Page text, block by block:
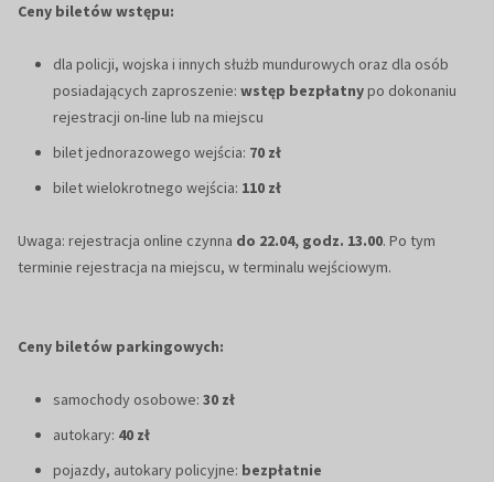
Ceny biletów wstępu:
dla policji, wojska i innych służb mundurowych oraz dla osób
posiadających zaproszenie: wstęp bezpłatnypo dokonaniu
rejestracji on-line lub na miejscu
bilet jednorazowego wejścia: 70 zł
bilet wielokrotnego wejścia: 110 zł
Uwaga: rejestracja online czynna do 22.04, godz. 13.00. Po tym
terminie rejestracja na miejscu, w terminalu wejściowym.
Ceny biletów parkingowych:
samochody osobowe: 30 zł
autokary: 40 zł
pojazdy, autokary policyjne: bezpłatnie